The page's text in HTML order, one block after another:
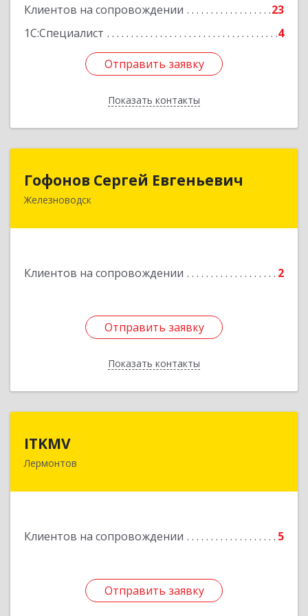
Клиентов на сопровождении
23
1С:Специалист
4
Отправить заявку
Показать контакты
Отправить заявку
Назад
Гофонов Сергей Евгеньевич
Железноводск
Клиентов на сопровождении 2
Отправить заявку
Показать контакты
Гофонов Сергей Евгеньевич
Отправить заявку
Назад
ITKMV
Лермонтов
Клиентов на сопровождении 5
Отправить заявку
Отправить заявку